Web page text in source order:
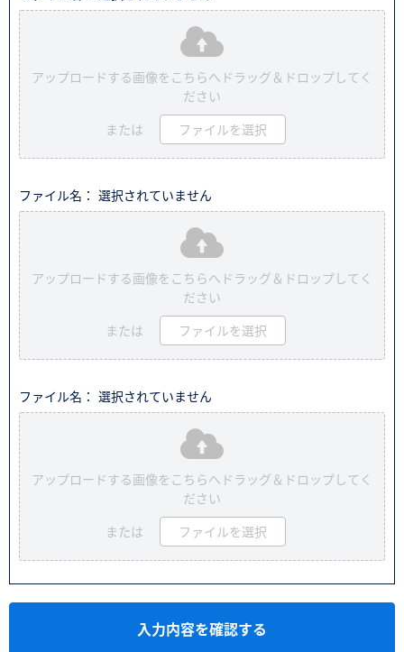
アップロードする画像をこちらへドラッグ＆ドロップしてく
ださい
または ファイルを選択
ファイル名： 選択されていません
アップロードする画像をこちらへドラッグ＆ドロップしてく
ださい
または ファイルを選択
ファイル名： 選択されていません
アップロードする画像をこちらへドラッグ＆ドロップしてく
ださい
または ファイルを選択
入力内容を確認する